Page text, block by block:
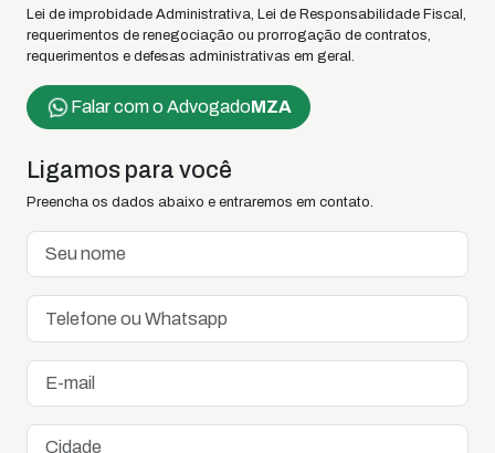
Lei de improbidade Administrativa, Lei de Responsabilidade Fiscal,
requerimentos de renegociação ou prorrogação de contratos,
requerimentos e defesas administrativas em geral.
Falar com o AdvogadoMZA
Ligamos para você
Preencha os dados abaixo e entraremos em contato.